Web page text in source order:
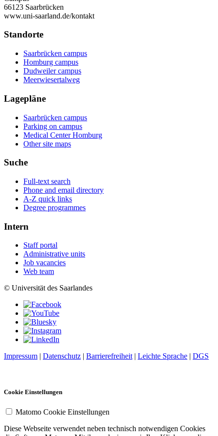
66123 Saarbrücken
www.uni-saarland.de/kontakt
Standorte
Saarbrücken campus
Homburg campus
Dudweiler campus
Meerwiesertalweg
Lagepläne
Saarbrücken campus
Parking on campus
Medical Center Homburg
Other site maps
Suche
Full-text search
Phone and email directory
A-Z quick links
Degree programmes
Intern
Staff portal
Administrative units
Job vacancies
Web team
© Universität des Saarlandes
Impressum Datenschutz Barrierefreiheit| Leichte Sprache DGS
Cookie Einstellungen
Matomo Cookie Einstellungen
Diese Webseite verwendet neben technisch notwendigen Cookies